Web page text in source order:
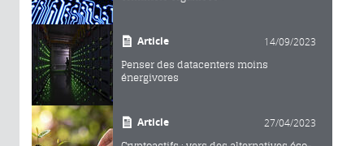
Article 14/09/2023
Penser des datacenters moins
énergivores
Article 27/04/2023